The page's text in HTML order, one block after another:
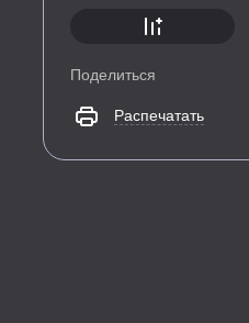
Поделиться
Распечатать